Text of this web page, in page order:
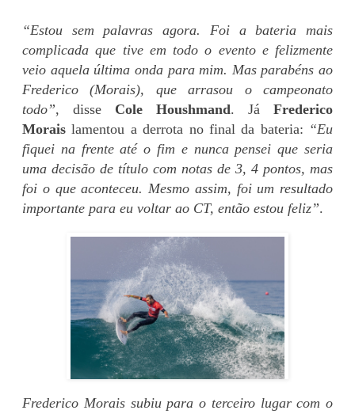
“Estou sem palavras agora. Foi a bateria mais
complicada que tive em todo o evento e felizmente
veio aquela última onda para mim. Mas parabéns ao
Frederico (Morais), que arrasou o campeonato
todo”, disse Cole Houshmand. Já Frederico
Morais lamentou a derrota no final da bateria: “Eu
fiquei na frente até o fim e nunca pensei que seria
uma decisão de título com notas de 3, 4 pontos, mas
foi o que aconteceu. Mesmo assim, foi um resultado
importante para eu voltar ao CT, então estou feliz”.
Frederico Morais subiu para o terceiro lugar com o